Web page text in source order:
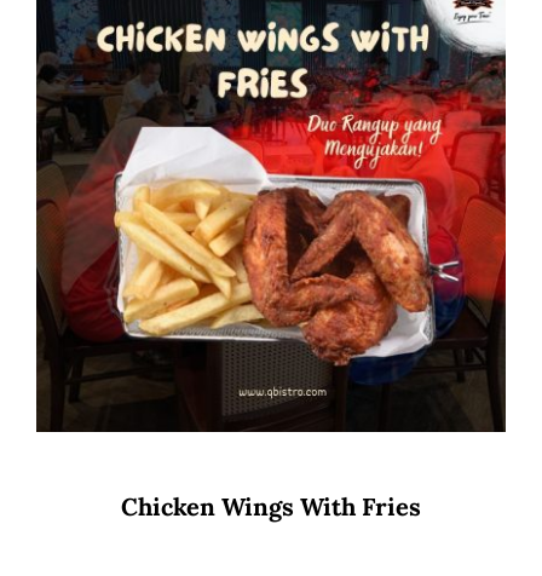
Chicken Wings With Fries